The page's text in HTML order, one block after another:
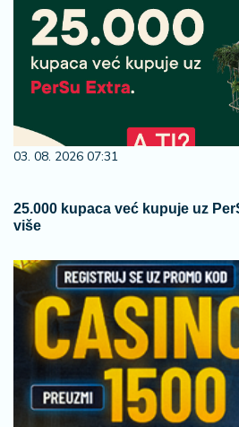
03. 08. 2026 07:31
25.000 kupaca već kupuje uz
više